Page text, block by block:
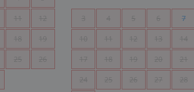
11 12
18 19
25 26
3 4 5 6 7
10 11 12 13 14
17 18 19 20 21
24 25 26 27 28